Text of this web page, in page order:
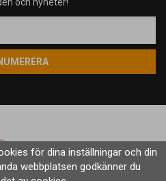
för dina inställningar och din
webbplatsen godkänner du